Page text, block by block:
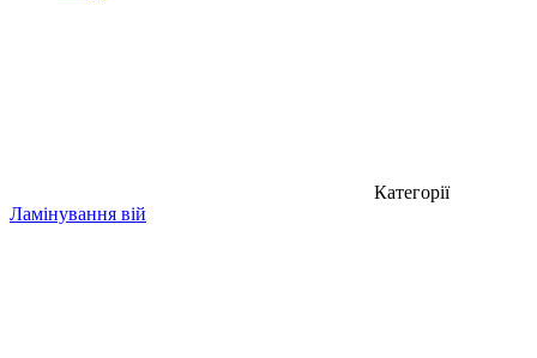
Категорії
Ламінування вій